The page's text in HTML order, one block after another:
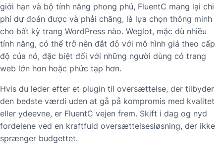
giới hạn và bộ tính năng phong phú, FluentC mang lại chi
phí dự đoán được và phải chăng, là lựa chọn thông minh
cho bất kỳ trang WordPress nào. Weglot, mặc dù nhiều
tính năng, có thể trở nên đắt đỏ với mô hình giá theo cấp
độ của nó, đặc biệt đối với những người dùng có trang
web lớn hơn hoặc phức tạp hơn.
Hvis du leder efter et plugin til oversættelse, der tilbyder
den bedste værdi uden at gå på kompromis med kvalitet
eller ydeevne, er FluentC vejen frem. Skift i dag og nyd
fordelene ved en kraftfuld oversættelsesløsning, der ikke
sprænger budgettet.